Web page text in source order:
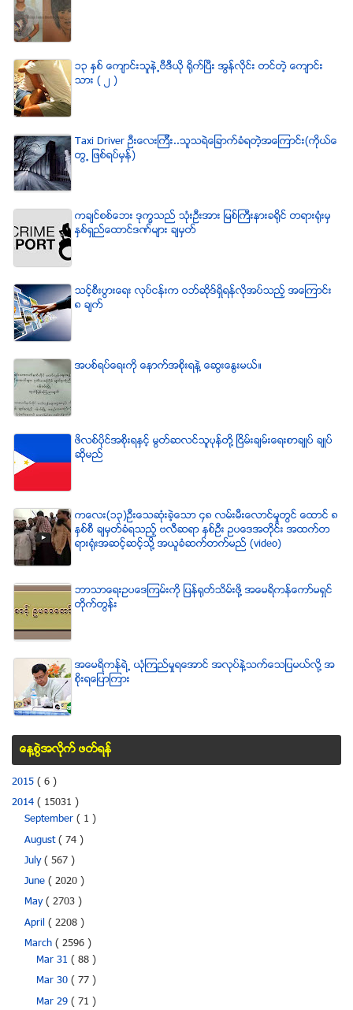
၁၃ ႏွစ္ ေက်ာင္းသူနဲ႕ဗီဒီယို ရိုက္ျပီး အြန္လိုင္း တင္တဲ့ ေက်ာင္း
သား ( ၂ )
Taxi Driver ဦးေလးၾကီး..သူသရဲေျခာက္ခံရတဲ့အေၾကာင္း(ကိုယ္ေ
တြ႕ ျဖစ္ရပ္မွန္)
ကခ်င္စစ္ေဘး ဒုကၡသည္ သံုးဦးအား ျမစ္ႀကီးနားခရိုင္ တရားရံုးမွ
ႏွစ္ရွည္ေထာင္ဒဏ္မ်ား ခ်မွတ္
သင့္စီးပြားေရး လုပ္ငန္းက ဝဘ္ဆိုဒ္ရွိရန္လိုအပ္သည့္ အေၾကာင္း
၈ ခ်က္
အပစ္ရပ္ေရးကို ေနာက္အစိုးရနဲ႔ ေဆြးေႏြးမယ္။
ဖိလစ္ပိုင္အစိုးရႏွင့္ မြတ္ဆလင္သူပုန္တို႔ ၿငိမ္းခ်မ္းေရးစာခ်ဳပ္ ခ်ဳပ္
ဆိုမည္
ကေလး(၁၃)ဦးေသဆံုးခဲ့ေသာ ၄၈ လမ္းမီးေလာင္မႈတြင္ ေထာင္ ၈
ႏွစ္စီ ခ်မွတ္ခံရသည့္ ဗလီဆရာ ႏွစ္ဦး ဥပေဒအတိုင္း အထက္တ
ရားရံုးအဆင့္ဆင့္သို႔ အယူခံဆက္တက္မည္ (video)
ဘာသာေရးဥပေဒၾကမ္းကို ျပန္ရုတ္သိမ္းဖို႔ အေမရိကန္ေကာ္မရွင္
တိုက္တြန္း
အေမရိကန္ရဲ႕ ယံုၾကည္မႈရေအာင္ အလုပ္နဲ႔သက္ေသျပမယ္လုိ႔ အ
စုိးရေျပာၾကား
ေန႔စြဲအလိုက္ ဖတ္ရန္
2015 ( 6 )
2014 ( 15031 )
September ( 1 )
August( 74 )
July( 567 )
June ( 2020 )
May( 2703 )
April ( 2208 )
March ( 2596 )
Mar 31( 88 )
Mar 30( 77 )
Mar 29( 71 )